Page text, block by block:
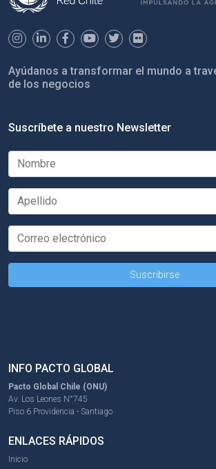
Ayúdanos a transformar el mundo a
de los negocios
Suscríbete a nuestro Newsletter
INFO PACTO GLOBAL
Pacto Global Chile (ONU)
Av. Los Leones N°745
Piso 6 Providencia - Santiago
ENLACES RÁPIDOS
Inicio